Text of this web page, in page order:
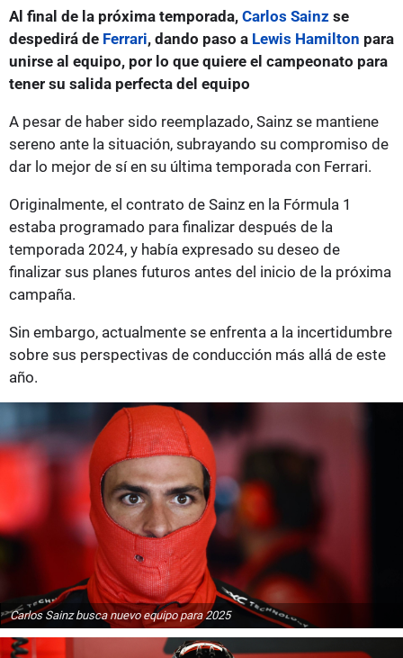
Al final de la próxima temporada, Carlos Sainz se
despedirá de Ferrari, dando paso a Lewis Hamilton para
unirse al equipo, por lo que quiere el campeonato para
tener su salida perfecta del equipo
A pesar de haber sido reemplazado, Sainz se mantiene
sereno ante la situación, subrayando su compromiso de
dar lo mejor de sí en su última temporada con Ferrari.
Originalmente, el contrato de Sainz en la Fórmula 1
estaba programado para finalizar después de la
temporada 2024, y había expresado su deseo de
finalizar sus planes futuros antes del inicio de la próxima
campaña.
Sin embargo, actualmente se enfrenta a la incertidumbre
sobre sus perspectivas de conducción más allá de este
año.
Carlos Sainz busca nuevo equipo para 2025